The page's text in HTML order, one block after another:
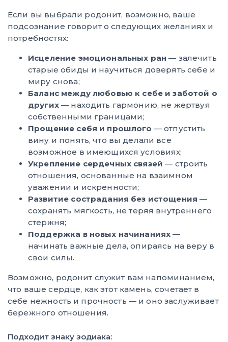
Если вы выбрали родонит, возможно, ваше
подсознание говорит о следующих желаниях и
потребностях:
Исцеление эмоциональных ран — залечить
старые обиды и научиться доверять себе и
миру снова;
Баланс между любовью к себе и заботой о
других— находить гармонию, не жертвуя
собственными границами;
Прощение себя и прошлого — отпустить
вину и понять, что вы делали все
возможное в имеющихся условиях;
Укрепление сердечных связей— строить
отношения, основанные на взаимном
уважении и искренности;
Развитие сострадания без истощения —
сохранять мягкость, не теряя внутреннего
стержня;
Поддержка в новых начинаниях —
начинать важные дела, опираясь на веру в
свои силы.
Возможно, родонит служит вам напоминанием,
что ваше сердце, как этот камень, сочетает в
себе нежность и прочность — и оно заслуживает
бережного отношения.
Подходит знаку зодиака: